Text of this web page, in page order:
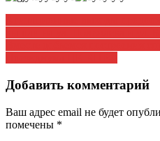
Навигация
по
записям
Добавить комментарий
Ваш адрес email не будет
помечены *